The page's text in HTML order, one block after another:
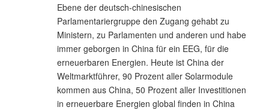
Ebene der deutsch-chinesischen
Parlamentariergruppe den Zugang gehabt zu
Ministern, zu Parlamenten und anderen und habe
immer geborgen in China für ein EEG, für die
erneuerbaren Energien. Heute ist China der
Weltmarktführer, 90 Prozent aller Solarmodule
kommen aus China, 50 Prozent aller Investitionen
in erneuerbare Energien global finden in China